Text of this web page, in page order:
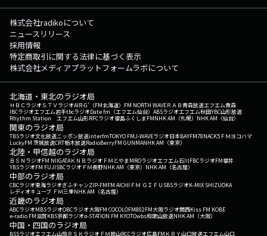
株式会社radikoについて
ニュースリリース
採用情報
特定商取引に関する法律に基づく表示
株式会社メディアプラットフォームラボについて
北海道・東北のラジオ局
ＨＢＣラジオＳＴＶラジオAIR-G'（FM北海道） FM NORTH WAVEＲＡＢ青森放送エフエム青森
IBCラジオエフエム岩手tbcラジオDate fm（エフエム仙台） ABSラジオエフエム秋田YBC山形放送
Rhythm Station エフエム山形RFCラジオ福島ふくしまFMNHK AM（札幌） NHK AM（仙台）
関東のラジオ局
TBSラジオ文化放送ニッポン放送interfmTOKYO FMJ-WAVEラジオ日本BAYFM78NACK5 ＦＭヨコハマ
LuckyFM 茨城放送CRT栃木放送RadioBerryFM GUNMANHK AM（東京）
北陸・甲信越のラジオ局
ＢＳＮラジオFM NIIGATAＫＮＢラジオ ＦＭとやまMROラジオエフエム石川FBCラジオFM福井
YBSラジオFM FUJISBCラジオ ＦＭ長野NHK AM（東京） NHK AM（名古屋）
中部のラジオ局
CBCラジオ東海ラジオぎふチャンZIP-FMFM AICHI ＦＭ ＧＩＦＵ SBSラジオK-MIX SHIZUOKA
レディオキューブ ＦＭ三重NHK AM（名古屋）
近畿のラジオ局
ABCラジオMBSラジオOBCラジオ大阪FM COCOLOFM802FM大阪ラジオ関西Kiss FM KOBE
e-radio FM滋賀KBS京都ラジオα-STATION FM KYOTOwbs和歌山放送NHK AM（大阪）
中国・四国のラジオ局
BSSラジオエフエム山陰ＲＳＫラジオ ＦＭ岡山RCCラジオ広島FM ＫＲＹ山口放送エフエム山口